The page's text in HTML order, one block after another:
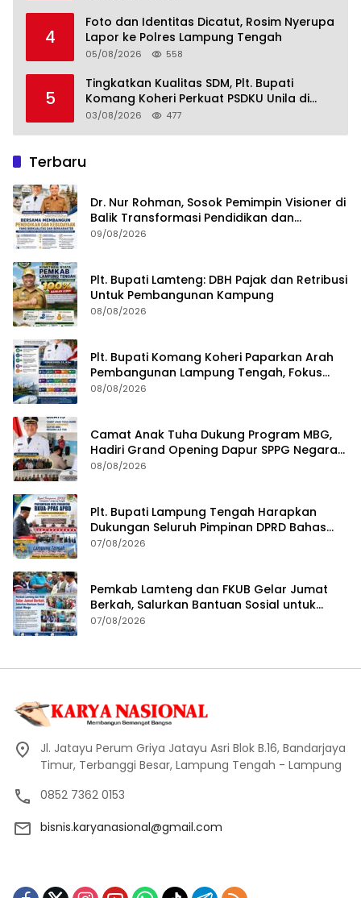
4
Foto dan Identitas Dicatut, Rosim Nyerupa
Lapor ke Polres Lampung Tengah
05/08/2026 558
5
Tingkatkan Kualitas SDM, Plt. Bupati
Komang Koheri Perkuat PSDKU Unila di
Lampung Tengah
03/08/2026 477
Terbaru
Dr. Nur Rohman, Sosok Pemimpin Visioner di
Balik Transformasi Pendidikan dan
Kebudayaan Lampung Tengah
09/08/2026
Plt. Bupati Lamteng: DBH Pajak dan Retribusi
Untuk Pembangunan Kampung
08/08/2026
Plt. Bupati Komang Koheri Paparkan Arah
Pembangunan Lampung Tengah, Fokus
pada SDM, Ekonomi, Infrastruktur dan
08/08/2026
Camat Anak Tuha Dukung Program MBG,
Hadiri Grand Opening Dapur SPPG Negara
Aji Tua Lampung Tengah
08/08/2026
Plt. Bupati Lampung Tengah Harapkan
Dukungan Seluruh Pimpinan DPRD Bahas
RKUA-PPAS APBD Tahun 2027
07/08/2026
Pemkab Lamteng dan FKUB Gelar Jumat
Berkah, Salurkan Bantuan Sosial untuk
Warga
07/08/2026
Jl. Jatayu Perum Griya Jatayu Asri Blok B.16, Bandarjaya
Timur, Terbanggi Besar, Lampung Tengah - Lampung
0852 7362 0153
bisnis.karyanasional@gmail.com